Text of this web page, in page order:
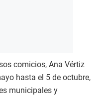
comicios, Ana Vértiz
hasta el 5 de octubre,
municipales y